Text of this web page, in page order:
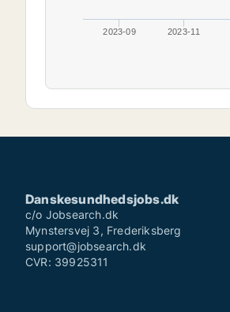
2023-09 2023-11
Danskesundhedsjobs.dk
c/o Jobsearch.dk
Mynstersvej 3, Frederiksberg
support@jobsearch.dk
CVR: 39925311